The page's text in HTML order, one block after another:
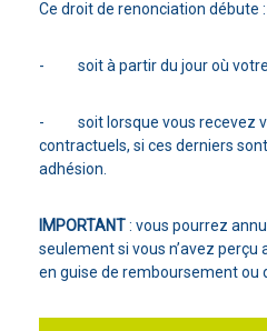
Ce droit de renonciation débute :
- soit à partir du jour où votre
- soit lorsque vous recevez
contractuels, si ces derniers
adhésion.
IMPORTANT: vous pourrez
seulement si vous n’avez
en guise de remboursement ou